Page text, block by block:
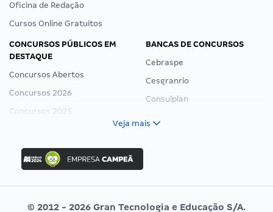
Oficina de Redação
Cursos Online Gratuitos
CONCURSOS PÚBLICOS EM
DESTAQUE
Concursos Abertos
Concursos 2026
Concursos 2025
Concurso Ibama
Concurso MPU
Editais publicados
BANCAS DE CONCURSOS
Cebraspe
Cesgranrio
Consulplan
Vunesp
Veja mais
© 2012 - 2026 Gran Tecnologia e Educação S/A.